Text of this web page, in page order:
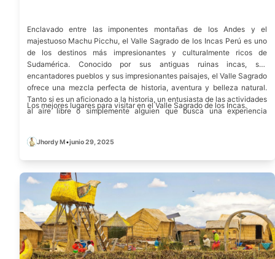
Enclavado entre las imponentes montañas de los Andes y el
majestuoso Machu Picchu, el Valle Sagrado de los Incas Perú es uno
de los destinos más impresionantes y culturalmente ricos de
Sudamérica. Conocido por sus antiguas ruinas incas, sus
encantadores pueblos y sus impresionantes paisajes, el Valle Sagrado
ofrece una mezcla perfecta de historia, aventura y belleza natural.
Tanto si es un aficionado a la historia, un entusiasta de las actividades
al aire libre o simplemente alguien que busca una experiencia
proporcionaremos ideas sobre cómo sacar el máximo provecho de su
Los mejores lugares para visitar en el Valle Sagrado de los Incas.
Jhordy M•junio 29, 2025